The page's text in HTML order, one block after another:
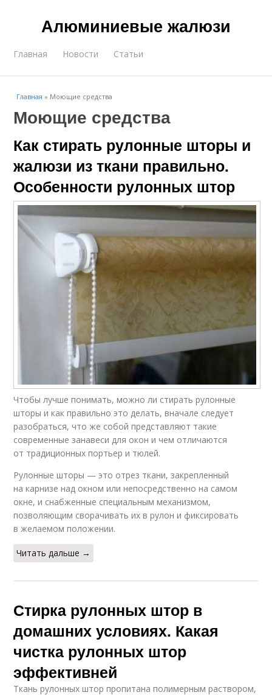
Алюминиевые жалюзи
Главная Новости Статьи
Главная » Моющие средства
Моющие средства
Как стирать рулонные шторы и
жалюзи из ткани правильно.
Особенности рулонных штор
Чтобы лучше понимать, можно ли стирать рулонные
шторы и как правильно это делать, вначале следует
разобраться, что же собой представляют такие
современные занавеси для окон и чем отличаются
от традиционных портьер и тюлей.
Рулонные шторы — это отрез ткани, закрепленный
на карнизе над окном или непосредственно на самом
окне, и снабженные специальным механизмом,
позволяющим сворачивать их в рулон и фиксировать
в желаемом положении.
Читать дальше →
Стирка рулонных штор в
домашних условиях. Какая
чистка рулонных штор
эффективней
Ткань рулонных штор пропитана полимерным раствором,